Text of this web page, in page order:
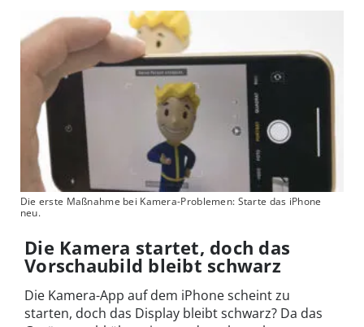
Die erste Maßnahme bei Kamera-Problemen: Starte das iPhone
neu.
Die Kamera startet, doch das
Vorschaubild bleibt schwarz
Die Kamera-App auf dem iPhone scheint zu
starten, doch das Display bleibt schwarz? Da das